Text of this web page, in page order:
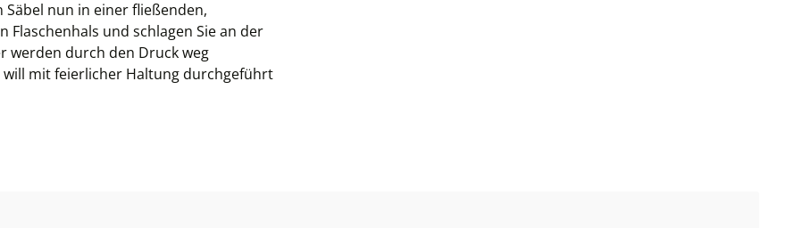
Säbel nun in einer fließenden,
und schlagen Sie an der
werden durch den Druck weg
will mit feierlicher Haltung durchgeführt